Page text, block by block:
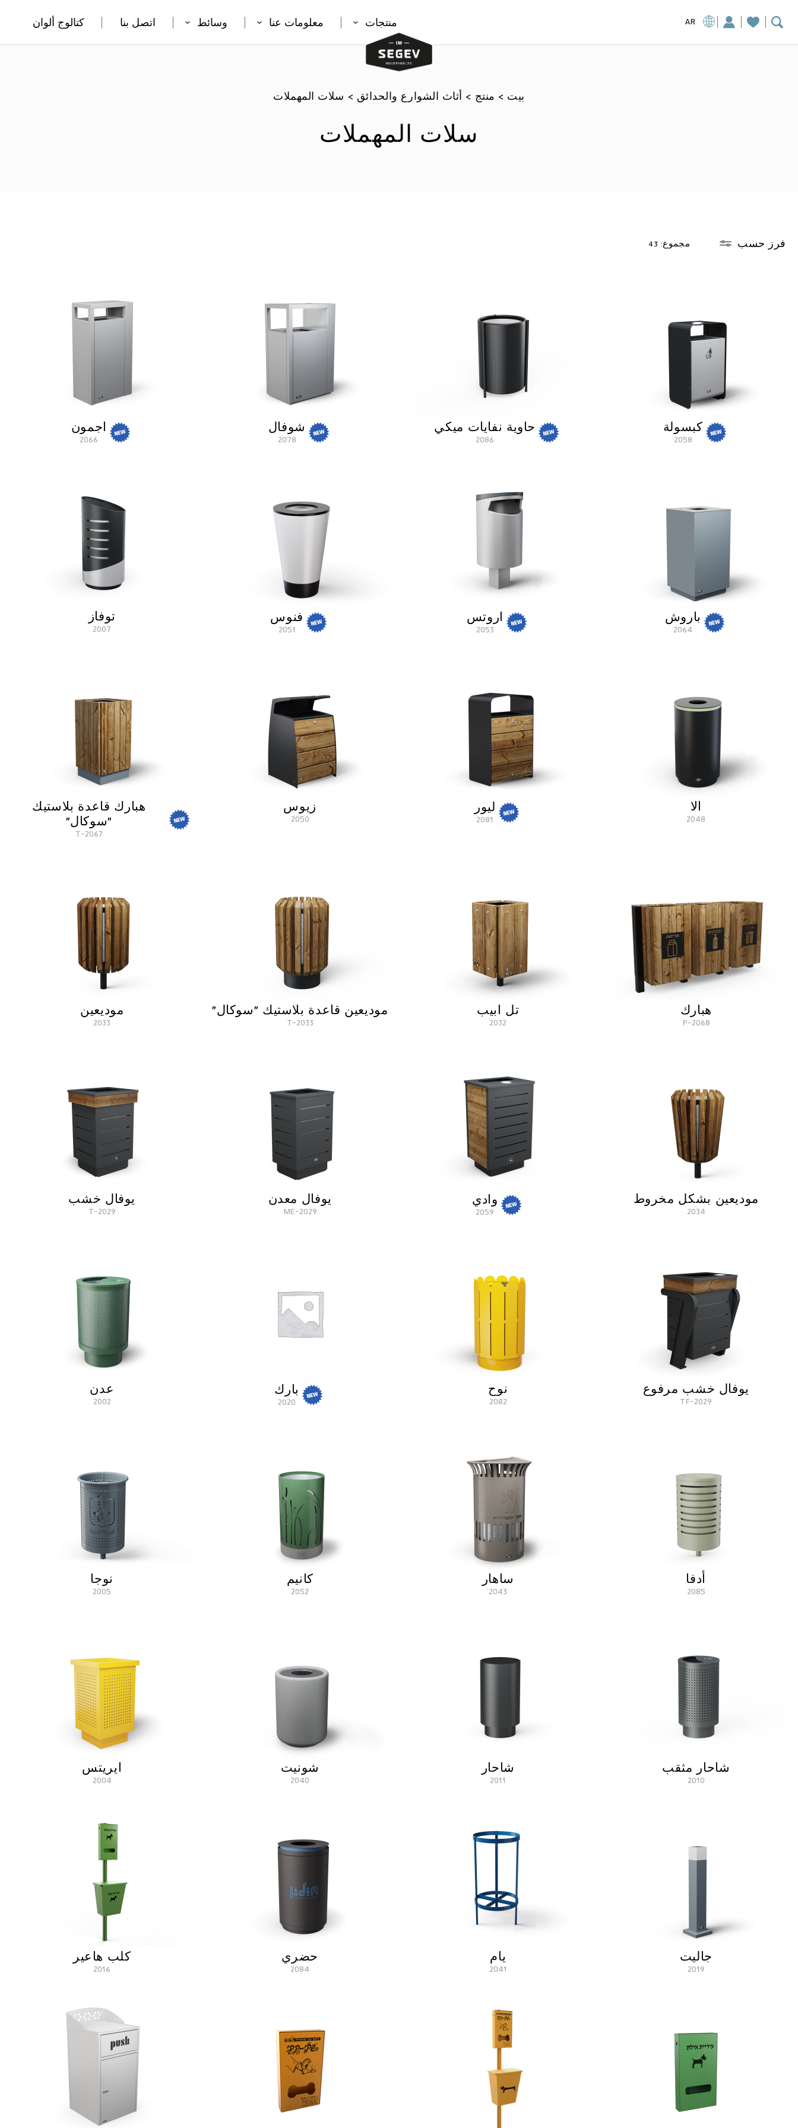
AR منتجات معلومات عنا وسائط اتصل بنا كتالوج ألوان
بيت > منتج > أثاث الشوارع والحدائق > سلات المهملات
سلات المهملات
فرز حسب مجموع: 43
كبسولة
2058
حاوية نفايات ميكي
2086
شوفال
2078
اجمون
2066
باروش
2064
اروتس
2053
فنوس
2051
توفاز
2007
الا
2048
ليور
2081
زيوس
2050
هبارك قاعدة بلاستيك
"سوكال"
2067-T
هبارك
2068-P
تل ابيب
2032
موديعين قاعدة بلاستيك "سوكال"
2033-T
موديعين
2033
موديعين بشكل مخروط
2034
وادي
2059
يوفال معدن
2029-ME
يوفال خشب
2029-T
يوفال خشب مرفوع
2029-TF
نوح
2082
بارك
2020
عدن
2002
أدفا
2085
ساهار
2043
كانيم
2052
نوجا
2005
شاحار مثقب
2010
شاحار
2011
شونيت
2040
ايريتس
2004
جاليت
2019
يام
2041
حضري
2084
كلب هاعير
2016